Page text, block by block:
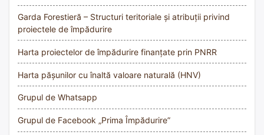
Garda Forestieră – Structuri teritoriale și atribuții privind
proiectele de împădurire
Harta proiectelor de împădurire finanțate prin PNRR
Harta pășunilor cu înaltă valoare naturală (HNV)
Grupul de Whatsapp
Grupul de Facebook „Prima Împădurire”